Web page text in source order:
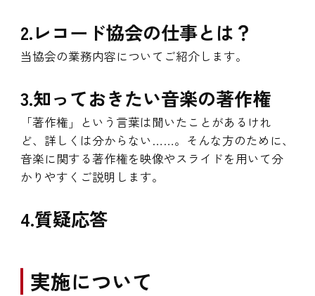
2.レコード協会の仕事とは？
当協会の業務内容についてご紹介します。
3.知っておきたい音楽の著作権
「著作権」という言葉は聞いたことがあるけれ
ど、詳しくは分からない……。そんな方のために、
音楽に関する著作権を映像やスライドを用いて分
かりやすくご説明します。
4.質疑応答
実施について